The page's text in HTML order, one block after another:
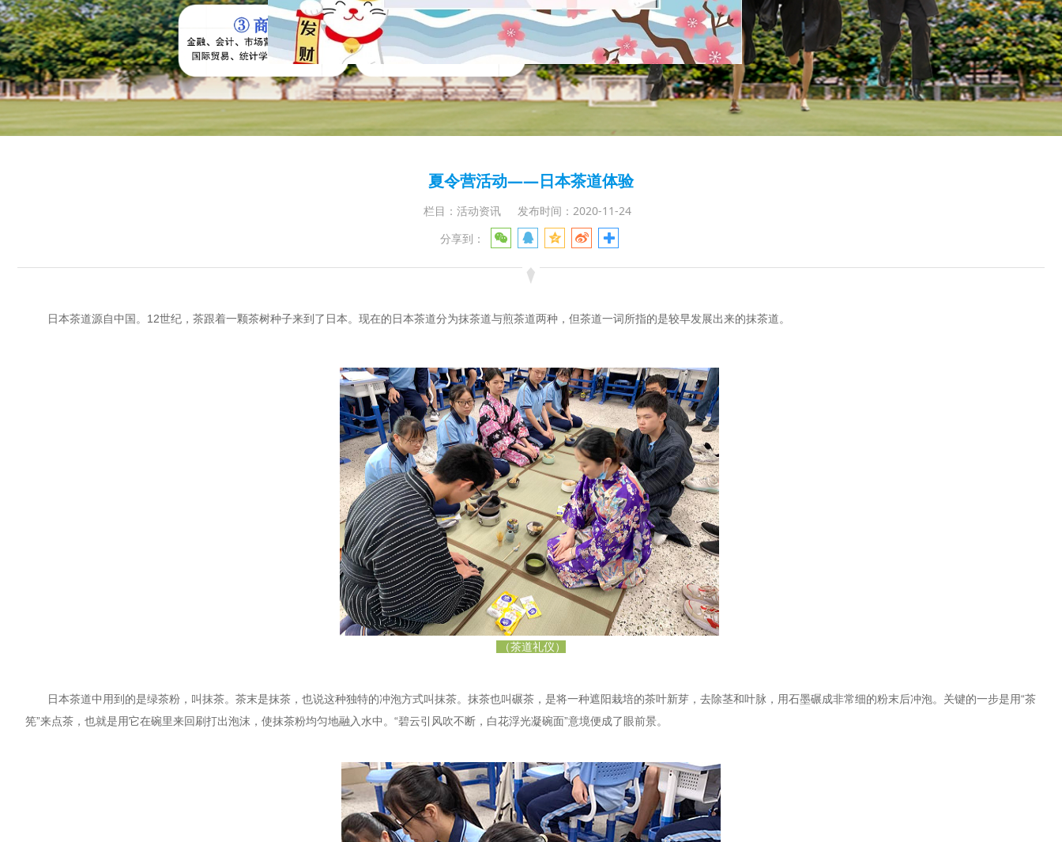
夏令营活动——日本茶道体验
栏目：活动资讯
发布时间：2020-11-24
分享到：
日本茶道源自中国。12世纪，茶跟着一颗茶树种子来到了日本。现在的日本茶道分为抹茶道与煎茶道两种，但茶道一词所指的是较早发展出来的抹茶道。
（茶道礼仪）
日本茶道中用到的是绿茶粉，叫抹茶。茶末是抹茶，也说这种独特的冲泡方式叫抹茶。抹茶也叫碾茶，是将一种遮阳栽培的茶叶新芽，去除茎和叶脉，用石墨碾成非常细的粉末后冲泡。关键的一步是用“茶
筅”来点茶，也就是用它在碗里来回刷打出泡沫，使抹茶粉均匀地融入水中。“碧云引风吹不断，白花浮光凝碗面”意境便成了眼前景。